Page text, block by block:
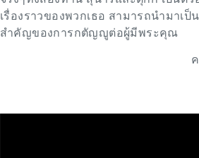
เรื่องราวของพวกเธอ สามารถนำมาเ
สำคัญของการกตัญญูต่อผู้มีพระคุณ